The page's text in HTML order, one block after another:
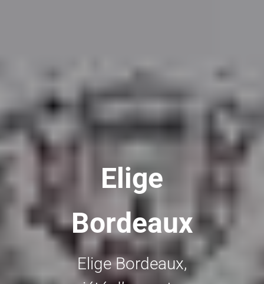
Elige
Bordeaux
Elige Bordeaux,